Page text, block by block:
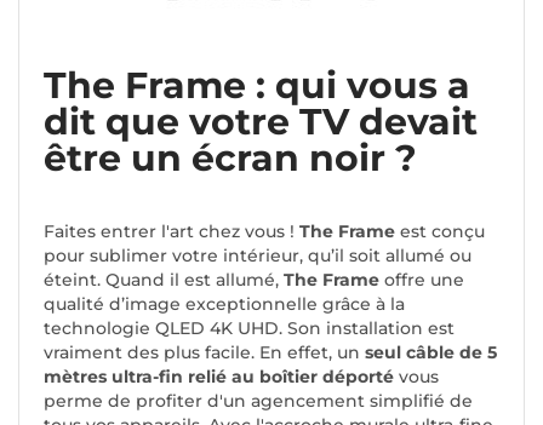
The Frame : qui vous a
dit que votre TV devait
être un écran noir ?
Faites entrer l'art chez vous ! The Frame est conçu
pour sublimer votre intérieur, qu’il soit allumé ou
éteint. Quand il est allumé, The Frame offre une
qualité d’image exceptionnelle grâce à la
technologie QLED 4K UHD. Son installation est
vraiment des plus facile. En effet, un seul câble de 5
mètres ultra-fin relié au boîtier déporté vous
perme de profiter d'un agencement simplifié de